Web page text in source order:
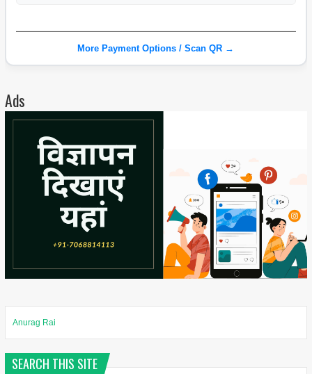
More Payment Options / Scan QR →
Ads
Anurag Rai
SEARCH THIS SITE